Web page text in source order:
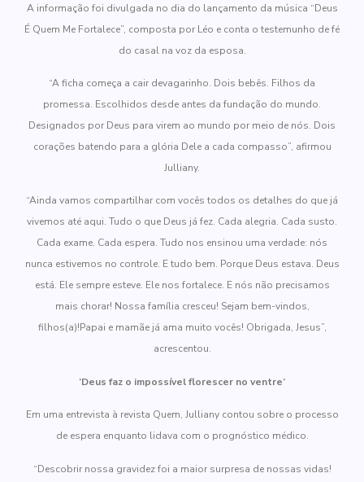
A informação foi divulgada no dia do lançamento da música “Deus
É Quem Me Fortalece”, composta por Léo e conta o testemunho de fé
do casal na voz da esposa.
“A ficha começa a cair devagarinho. Dois bebês. Filhos da
promessa. Escolhidos desde antes da fundação do mundo.
Designados por Deus para virem ao mundo por meio de nós. Dois
corações batendo para a glória Dele a cada compasso”, afirmou
Julliany.
“Ainda vamos compartilhar com vocês todos os detalhes do que já
vivemos até aqui. Tudo o que Deus já fez. Cada alegria. Cada susto.
Cada exame. Cada espera. Tudo nos ensinou uma verdade: nós
nunca estivemos no controle. E tudo bem. Porque Deus estava. Deus
está. Ele sempre esteve. Ele nos fortalece. E nós não precisamos
mais chorar! Nossa família cresceu! Sejam bem-vindos,
filhos(a)!Papai e mamãe já ama muito vocês! Obrigada, Jesus”,
acrescentou.
‘Deus faz o impossível florescer no ventre’
Em uma entrevista à revista Quem, Julliany contou sobre o processo
de espera enquanto lidava com o prognóstico médico.
“Descobrir nossa gravidez foi a maior surpresa de nossas vidas!